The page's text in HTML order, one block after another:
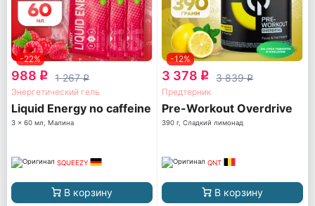
-22%
988 q 1 267q
Энергетический гель
Liquid Energy no caffeine
3 x 60 мл, Малина
SQUEEZY
В корзину
-12%
3 378 q 3 839q
Предтерник
Pre-Workout Overdrive
390 г, Сладкий лимонад
QNT
В корзину